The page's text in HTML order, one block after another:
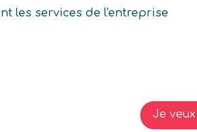
les services de l'entreprise
Je